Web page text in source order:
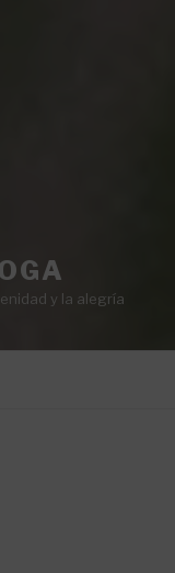
y la alegría